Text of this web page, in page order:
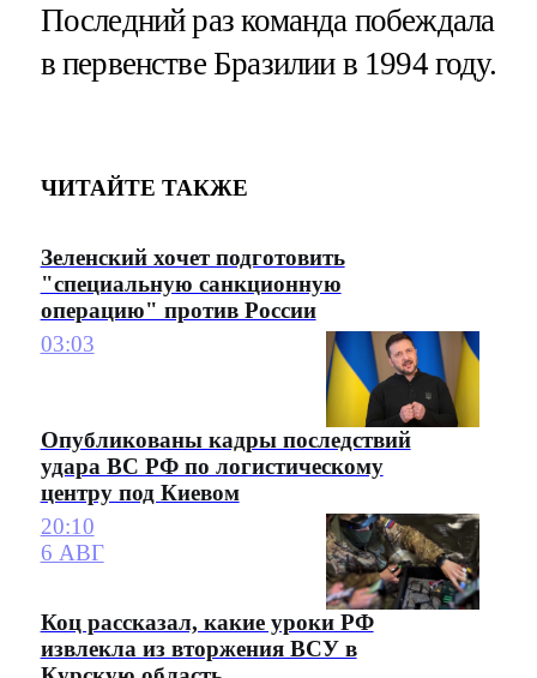
Последний раз команда побеждала
в первенстве Бразилии в 1994 году.
ЧИТАЙТЕ ТАКЖЕ
Зеленский хочет подготовить
"специальную санкционную
операцию" против России
03:03
Опубликованы кадры последствий
удара ВС РФ по логистическому
центру под Киевом
20:10
6 АВГ
Коц рассказал, какие уроки РФ
извлекла из вторжения ВСУ в